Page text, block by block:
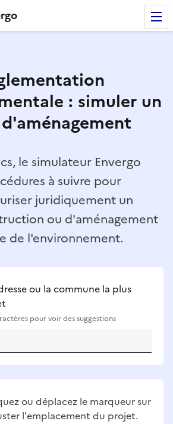
: simuler un
le simulateur Envergo
à suivre pour
juridiquement un
ou d'aménagement
de l'environnement.
ou la commune la plus
pour voir des suggestions
ou déplacez le marqueur sur
l'emplacement du projet.